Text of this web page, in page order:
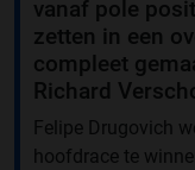
vanaf pole
zetten in een
compleet
Richard
Felipe Drugovich
hoofdrace te